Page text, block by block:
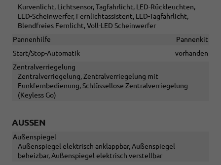
Kurvenlicht, Lichtsensor, Tagfahrlicht, LED-Rückleuchten,
LED-Scheinwerfer, Fernlichtassistent, LED-Tagfahrlicht,
Blendfreies Fernlicht, Voll-LED Scheinwerfer
Pannenhilfe
Pannenkit
Start/Stop-Automatik
vorhanden
Zentralverriegelung
Zentralverriegelung, Zentralverriegelung mit
Funkfernbedienung, Schlüssellose Zentralverriegelung
(Keyless Go)
AUSSEN
Außenspiegel
Außenspiegel elektrisch anklappbar, Außenspiegel
beheizbar, Außenspiegel elektrisch verstellbar